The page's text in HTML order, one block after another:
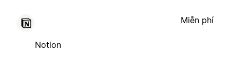
Notion
Miễn phí